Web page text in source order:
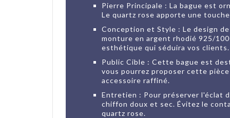
Pierre Principale : La bague est
Le quartz rose apporte une
Conception et Style : Le design
monture en argent rhodié 925/
esthétique qui séduira vos clients.
Public Cible : Cette bague est
vous pourrez proposer cette
accessoire raffiné.
Entretien : Pour préserver l'éclat
chiffon doux et sec. Évitez le
quartz rose.